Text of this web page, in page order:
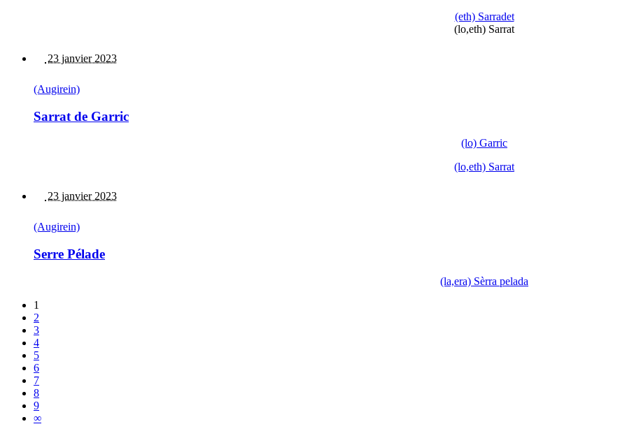
(eth) Sarradet
(lo,eth) Sarrat
23 janvier 2023
(Augirein)
Sarrat de Garric
(lo) Garric
(lo,eth) Sarrat
23 janvier 2023
(Augirein)
Serre Pélade
(la,era) Sèrra pelada
1
2
3
4
5
6
7
8
9
∞